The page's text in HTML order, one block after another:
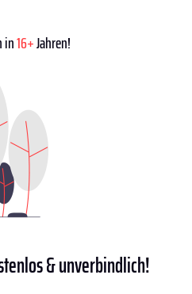
in16+Jahren!
& unverbindlich!